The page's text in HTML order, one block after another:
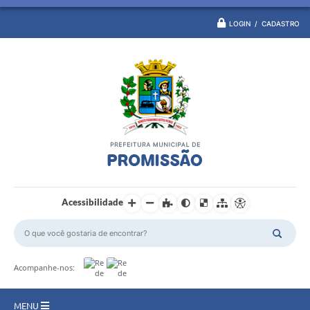
LOGIN / CADASTRO
Acessibilidade
Acompanhe-nos:
MENU